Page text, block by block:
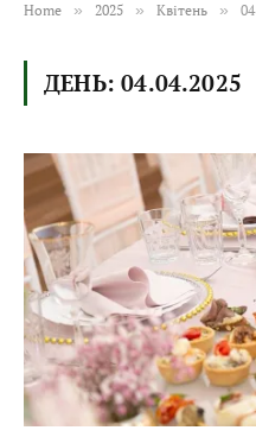
Home » 2025 » Квітень » 04
ДЕНЬ:04.04.2025